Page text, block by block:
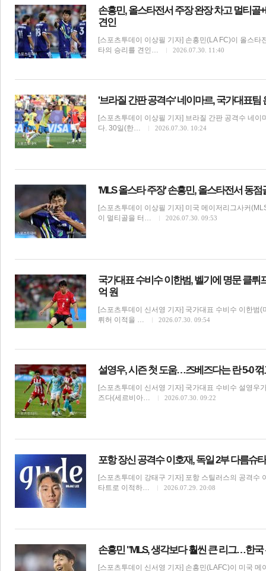
손흥민, 올스타전서 주장 완장 차고 멀티골
견인
[스포츠투데이 이상필 기자] 손흥민(LA FC)이 올스
타의 승리를 견인…
2026.07.30. 11:40
'브라질 간판 공격수' 네이마르, 국가대표팀
[스포츠투데이 이상필 기자] 브라질 간판 공격수 네
다. 30일(한…
2026.07.30. 10:24
'MLS 올스타 주장' 손흥민, 올스타전서 동점
[스포츠투데이 이상필 기자] 미국 메이저리그사커
이 멀티골을 터…
2026.07.30. 09:53
국가대표 수비수 이한범, 벨기에 명문 클
억 원
[스포츠투데이 신서영 기자] 국가대표 수비수 이한범
뤼허 이적을 …
2026.07.30. 09:54
설영우, 시즌 첫 도움…즈베즈다는 란 5-0 꺾
[스포츠투데이 신서영 기자] 국가대표 수비수 설영우
즈다(세르비아…
2026.07.30. 09:22
포항 장신 공격수 이호재, 독일 2부 다름슈
[스포츠투데이 강태구 기자] 포항 스틸러스의 공격수
타트로 이적하…
2026.07.29. 20:08
손흥민 "MLS, 생각보다 훨씬 큰 리그…한
[스포츠투데이 신서영 기자] 손흥민(LAFC)이 미국